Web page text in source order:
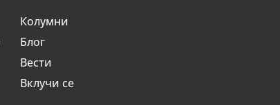
Колумни
Блог
Вести
Вклучи се